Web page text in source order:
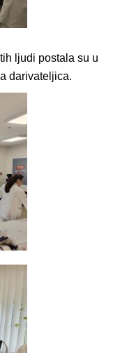
ljudi postala su u
darivateljica.